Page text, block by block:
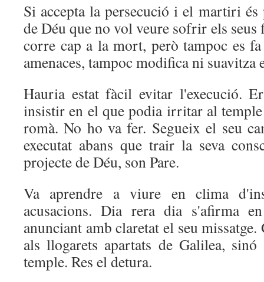
Si accepta la persecució i el martiri
de Déu que no vol veure sofrir els
corre cap a la mort, però tampoc es
amenaces, tampoc modifica ni suavitza
Hauria estat fàcil evitar l'execució.
insistir en el que podia irritar al
romà. No ho va fer. Segueix el seu
executat abans que trair la seva
projecte de Déu, son Pare.
Va aprendre a viure en clima
acusacions. Dia rera dia s'afirma
anunciant amb claretat el seu
als llogarets apartats de Galilea,
temple. Res el detura.